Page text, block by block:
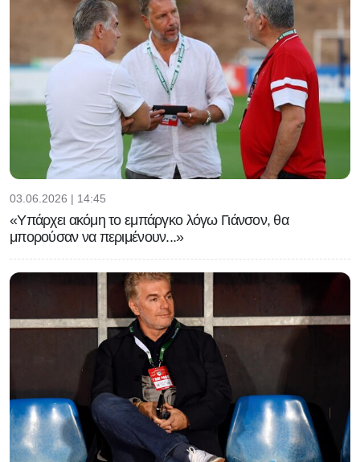
03.06.2026 | 14:45
«Υπάρχει ακόμη το εμπάργκο λόγω Γιάνσον, θα
μπορούσαν να περιμένουν...»